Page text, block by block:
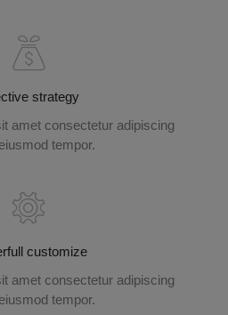
strategy
amet consectetur adipiscing
tempor.
customize
amet consectetur adipiscing
tempor.